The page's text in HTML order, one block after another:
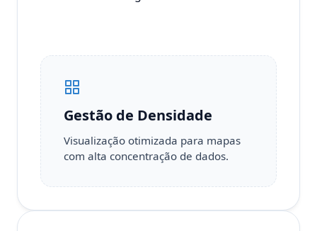
Gestão de Densidade
Visualização otimizada para mapas
com alta concentração de dados.